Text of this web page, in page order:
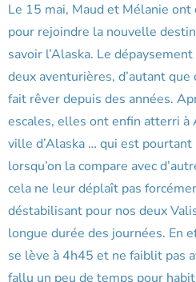
Le 15 mai, Maud et Mélanie
pour rejoindre la nouvelle
savoir l’Alaska. Le
deux aventurières, d’autant
fait rêver depuis des années.
escales, elles ont enfin atterri à
ville d’Alaska … qui est
lorsqu’on la compare avec
cela ne leur déplaît pas
déstabilisant pour nos deux
longue durée des journées. En
se lève à 4h45 et ne faiblit pas
fallu un peu de temps pour